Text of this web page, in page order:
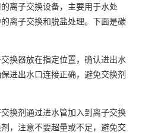
离子交换设备，主要用于水处
离子交换和脱盐处理。下面是碳
换器放在指定位置，确认进出水
进出水口连接正确，避免交换剂
换剂通过进水管加入到离子交换
，注意不要超量或不足，避免交